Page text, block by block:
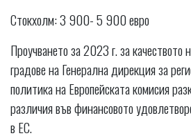
Стокхолм: 3 900- 5 900 евро
Проучването за 2023 г. за качеството
градове на Генерална дирекция за
политика на Европейската комисия
различия във финансовото
в ЕС.